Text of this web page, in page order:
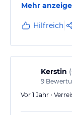
freundlich.
würden diese
Mehr
Hilfreich
Kerstin (
9
Vor 1 Jahr •